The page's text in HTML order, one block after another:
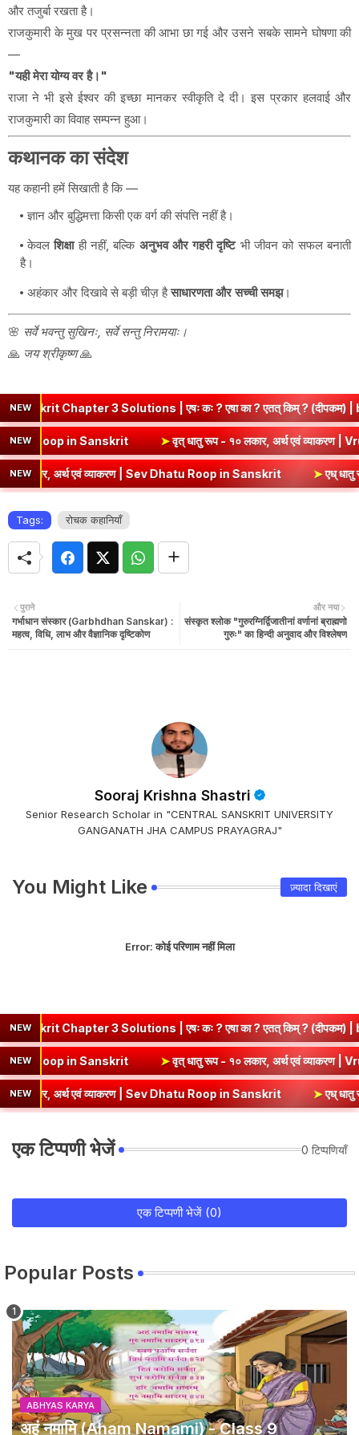
और तजुर्बा रखता है।
राजकुमारी के मुख पर प्रसन्नता की आभा छा गई और उसने सबके सामने घोषणा की
—
"यही मेरा योग्य वर है।"
राजा ने भी इसे ईश्वर की इच्छा मानकर स्वीकृति दे दी। इस प्रकार हलवाई और
राजकुमारी का विवाह सम्पन्न हुआ।
कथानक का संदेश
यह कहानी हमें सिखाती है कि —
ज्ञान और बुद्धिमत्ता किसी एक वर्ग की संपत्ति नहीं है।
केवलशिक्षाही नहीं, बल्कि अनुभव और गहरी दृष्टिभी जीवन को सफल बनाती
है।
अहंकार और दिखावे से बड़ी चीज़ हैसाधारणता और सच्ची समझ।
🌸 सर्वे भवन्तु सुखिनः, सर्वे सन्तु निरामयाः।
🙏 जय श्रीकृष्ण🙏
NEW3 Solutions | एषः कः ? एषा का ? एतत् किम् ? (दीपकम) |
NEW
व्याकरण | Kri Dhatu Roop in Sanskrit ➤वृत् धातु रूप - १० लकार,
NEWएवं व्याकरण | Sev Dhatu Roop in Sanskrit ➤एध् धातु रूप - १०
Tags: रोचक कहानियाँ
और नया
संस्कृत श्लोक "गुरुरग्निर्द्विजातीनां वर्णानां ब्राह्मणो
गुरुः" का हिन्दी अनुवाद और विश्लेषण
पुराने
गर्भाधान संस्कार (Garbhdhan Sanskar) :
महत्व, विधि, लाभ और वैज्ञानिक दृष्टिकोण
Sooraj Krishna Shastri
Senior Research Scholar in "CENTRAL SANSKRIT UNIVERSITY
GANGANATH JHA CAMPUS PRAYAGRAJ"
You Might Like ज़्यादा दिखाएं
Error:कोई परिणाम नहीं मिला
NEW3 Solutions | एषः कः ? एषा का ? एतत् किम् ? (दीपकम) |
NEW
व्याकरण | Kri Dhatu Roop in Sanskrit ➤वृत् धातु रूप - १० लकार,
NEWएवं व्याकरण | Sev Dhatu Roop in Sanskrit ➤एध् धातु रूप - १०
एक टिप्पणी भेजें 0 टिप्पणियाँ
एक टिप्पणी भेजें (0)
Popular Posts
ABHYAS KARYA
अहं नमामि (Aham Namami) - Class 9